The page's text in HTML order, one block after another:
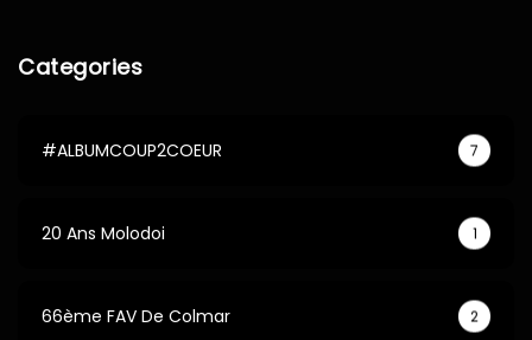
Categories
#ALBUMCOUP2COEUR 7
20 Ans Molodoi 1
66ème FAV De Colmar 2